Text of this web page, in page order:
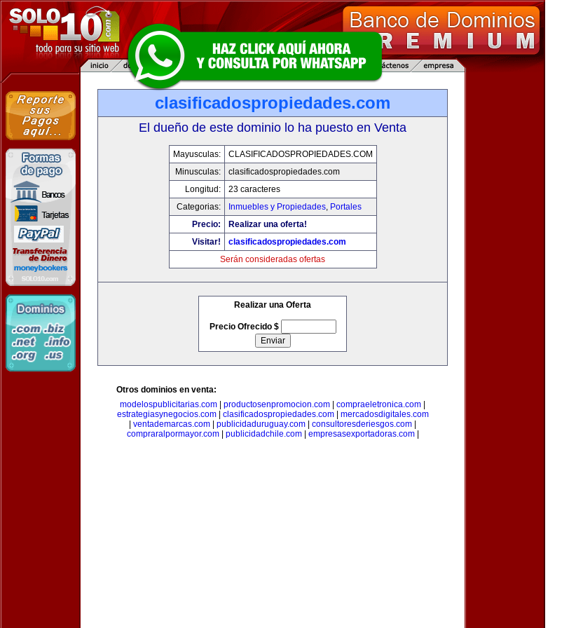
clasificadospropiedades.com
El dueño de este dominio lo ha puesto en Venta
Mayusculas:
CLASIFICADOSPROPIEDADES.COM
Minusculas:
clasificadospropiedades.com
Longitud:
23 caracteres
Categorias:
Inmuebles y Propiedades, Portales
Precio:
Realizar una oferta!
Visitar!
clasificadospropiedades.com
Serán consideradas ofertas
Realizar una Oferta
Precio Ofrecido $
Otros dominios en venta:
modelospublicitarias.com
productosenpromocion.com compraeletronica.com
estrategiasynegocios.com| clasificadospropiedades.com| mercadosdigitales.com
ventademarcas.com publicidaduruguay.com consultoresderiesgos.com
compraralpormayor.com| publicidadchile.com| empresasexportadoras.com|